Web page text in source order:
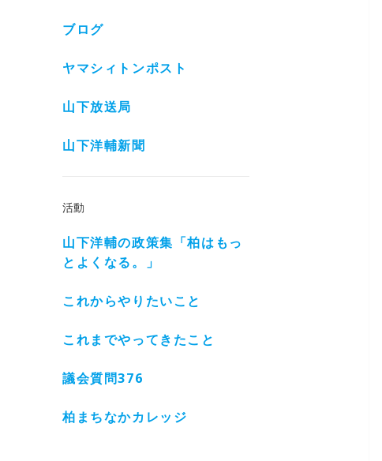
ブログ
ヤマシィトンポスト
山下放送局
山下洋輔新聞
活動
山下洋輔の政策集「柏はもっ
とよくなる。」
これからやりたいこと
これまでやってきたこと
議会質問376
柏まちなかカレッジ